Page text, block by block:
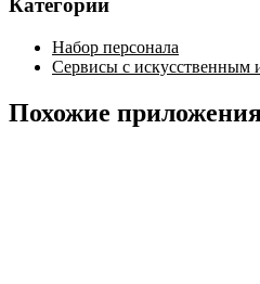
Категории
Набор персонала
Сервисы с искусственным
Похожие